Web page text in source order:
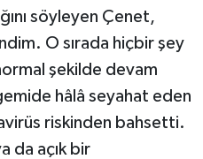
söyleyen Çenet,
O sırada hiçbir şey
şekilde devam
hâlâ seyahat eden
riskinden bahsetti.
da açık bir